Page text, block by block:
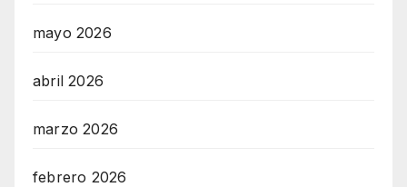
mayo 2026
abril 2026
marzo 2026
febrero 2026